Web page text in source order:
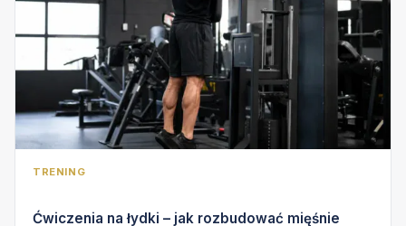
TRENING
Ćwiczenia na łydki – jak rozbudować mięśnie